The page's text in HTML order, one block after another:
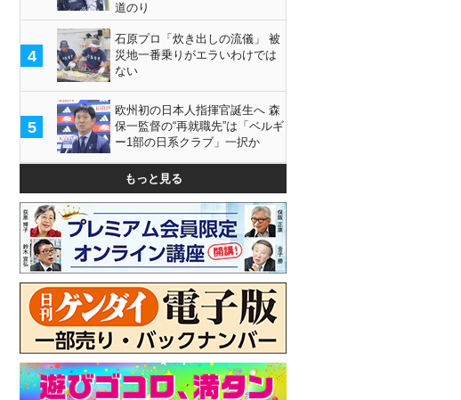
道のり
4
石原プロ「炊き出しの流儀」 被
災地一番乗りがエラいわけでは
ない
5
欧州初の日本人指揮官誕生へ 森
保一監督の“再就職先”は「ベルギ
ー1部の日系クラブ」一択か
もっと見る